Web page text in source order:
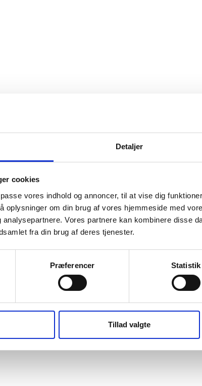
Detaljer
cookies
vores indhold og annoncer, til at vise dig
oplysninger om din brug af vores hjemmeside med
analysepartnere. Vores partnere kan kombinere disse
fra din brug af deres tjenester.
Præferencer Statistik
Tillad valgte